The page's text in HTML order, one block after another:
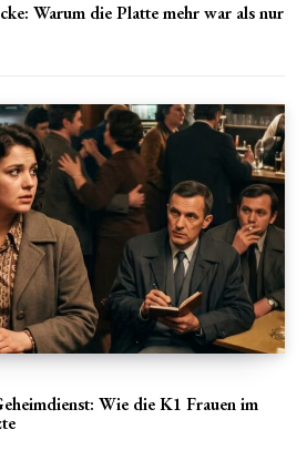
Warum die Platte mehr war als nur
Wie die K1 Frauen im